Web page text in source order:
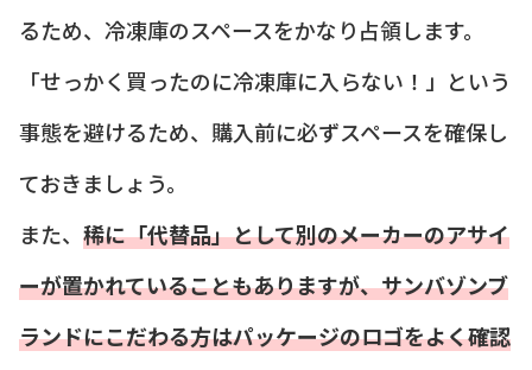
るため、冷凍庫のスペースをかなり占領します。
「せっかく買ったのに冷凍庫に入らない！」という
事態を避けるため、購入前に必ずスペースを確保し
ておきましょう。
また、 稀に「代替品」として別のメーカーのアサイ
ーが置かれていることもありますが、サンバゾンブ
ランドにこだわる方はパッケージのロゴをよく確認